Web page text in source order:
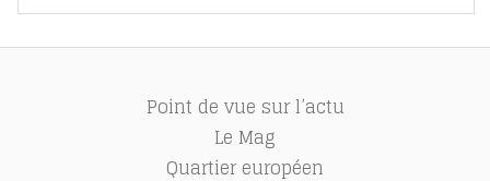
Point de vue sur l’actu
Le Mag
Quartier européen